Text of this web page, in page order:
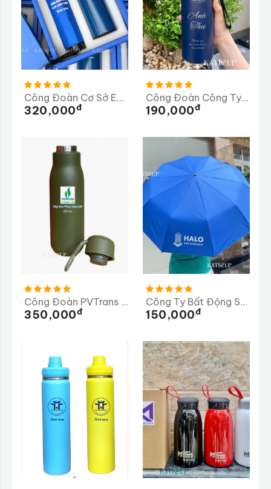
Công Đoàn Cơ Sở ELITE Long Thành
320,000Đ
Công Đoàn Công Ty TNHH TMS Hotel Đà Nẵng
190,000Đ
Công Đoàn PVTrans Quảng Ngãi
350,000Đ
Công Ty Bất Động Sản HALO - Dù In
150,000Đ